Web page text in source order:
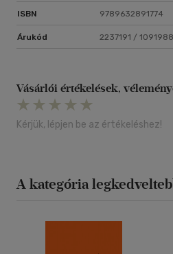
ISBN 9789632891774
Árukód 2237191 / 1091988
Vásárlói értékelések,
Kérjük, lépjen be az értékeléshez!
A kategória